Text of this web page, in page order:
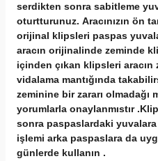
serdikten sonra sabitleme
oturtturunuz. Aracınızın ön
orijinal klipsleri paspas
aracın orijinalinde zeminde
içinden çıkan klipsleri aracın
vidalama mantığında
zeminine bir zararı olmadağı
yorumlarla onaylanmıstır
sonra paspaslardaki yuvalara
işlemi arka paspaslara da
günlerde kullanın .